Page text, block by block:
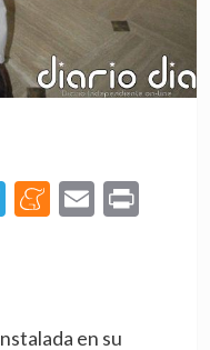
Telegram
Meneame
Email